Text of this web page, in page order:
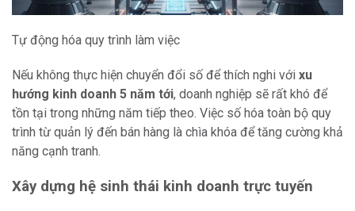
Tự động hóa quy trình làm việc
Nếu không thực hiện chuyển đổi số để thích nghi với xu
hướng kinh doanh 5 năm tới, doanh nghiệp sẽ rất khó để
tồn tại trong những năm tiếp theo. Việc số hóa toàn bộ quy
trình từ quản lý đến bán hàng là chìa khóa để tăng cường khả
năng cạnh tranh.
Xây dựng hệ sinh thái kinh doanh trực tuyến